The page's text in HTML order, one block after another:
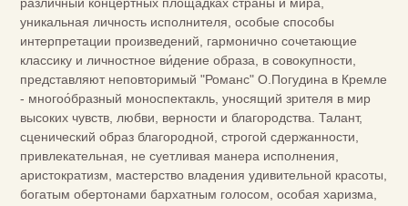
уникальная личность исполнителя, особые способы
интерпретации произведений, гармонично сочетающие
классику и личностное ви́дение образа, в совокупности,
представляют неповторимый "Романс" О.Погудина в Кремле
- многоо́бразный моноспектакль, уносящий зрителя в мир
высоких чувств, любви, верности и благородства. Талант,
сценический образ благородной, строгой сдержанности,
привлекательная, не суетливая манера исполнения,
аристократизм, мастерство владения удивительной красоты,
богатым обертонами бархатным голосом, особая харизма,